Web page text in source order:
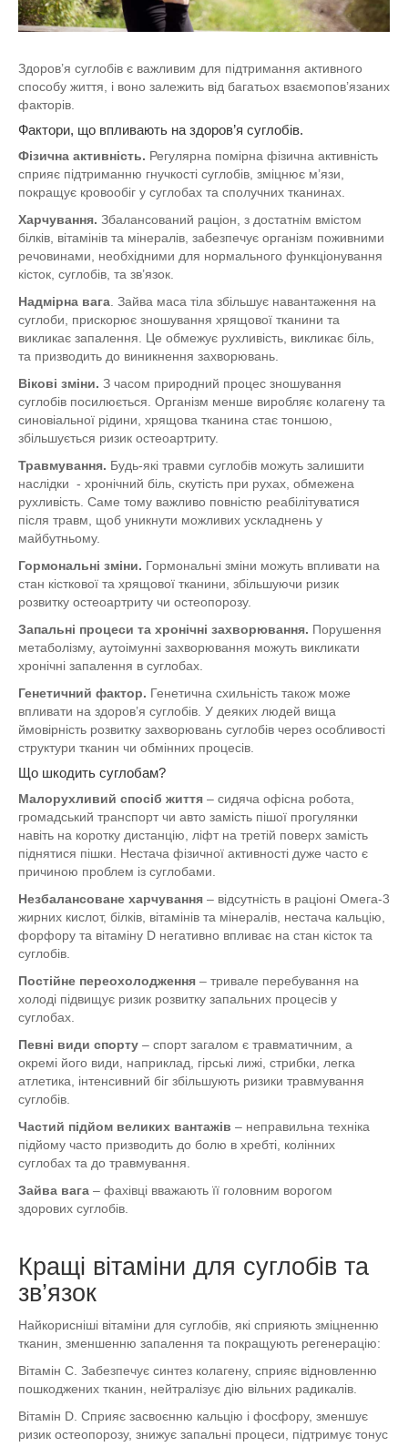
Здоров’я суглобів є важливим для підтримання активного
способу життя, і воно залежить від багатьох взаємопов’язаних
факторів.
Фактори, що впливають на здоров’я суглобів.
Фізична активність. Регулярна помірна фізична активність
сприяє підтриманню гнучкості суглобів, зміцнює м’язи,
покращує кровообіг у суглобах та сполучних тканинах.
Харчування. Збалансований раціон, з достатнім вмістом
білків, вітамінів та мінералів, забезпечує організм поживними
речовинами, необхідними для нормального функціонування
кісток, суглобів, та зв’язок.
Надмірна вага . Зайва маса тіла збільшує навантаження на
суглоби, прискорює зношування хрящової тканини та
викликає запалення. Це обмежує рухливість, викликає біль,
та призводить до виникнення захворювань.
Вікові зміни. З часом природний процес зношування
суглобів посилюється. Організм менше виробляє колагену та
синовіальної рідини, хрящова тканина стає тоншою,
збільшується ризик остеоартриту.
Травмування. Будь-які травми суглобів можуть залишити
наслідки - хронічний біль, скутість при рухах, обмежена
рухливість. Саме тому важливо повністю реабілітуватися
після травм, щоб уникнути можливих ускладнень у
майбутньому.
Гормональні зміни. Гормональні зміни можуть впливати на
стан кісткової та хрящової тканини, збільшуючи ризик
розвитку остеоартриту чи остеопорозу.
Запальні процеси та хронічні захворювання. Порушення
метаболізму, аутоімунні захворювання можуть викликати
хронічні запалення в суглобах.
Генетичний фактор. Генетична схильність також може
впливати на здоров’я суглобів. У деяких людей вища
ймовірність розвитку захворювань суглобів через особливості
структури тканин чи обмінних процесів.
Що шкодить суглобам?
Малорухливий спосіб життя – сидяча офісна робота,
громадський транспорт чи авто замість пішої прогулянки
навіть на коротку дистанцію, ліфт на третій поверх замість
піднятися пішки. Нестача фізичної активності дуже часто є
причиною проблем із суглобами.
Незбалансоване харчування – відсутність в раціоні Омега-3
жирних кислот, білків, вітамінів та мінералів, нестача кальцію,
форфору та вітаміну D негативно впливає на стан кісток та
суглобів.
Постійне переохолодження – тривале перебування на
холоді підвищує ризик розвитку запальних процесів у
суглобах.
Певні види спорту – спорт загалом є травматичним, а
окремі його види, наприклад, гірські лижі, стрибки, легка
атлетика, інтенсивний біг збільшують ризики травмування
суглобів.
Частий підйом великих вантажів – неправильна техніка
підйому часто призводить до болю в хребті, колінних
суглобах та до травмування.
Зайва вага – фахівці вважають її головним ворогом
здорових суглобів.
Кращі вітаміни для суглобів та
зв’язок
Найкорисніші вітаміни для суглобів, які сприяють зміцненню
тканин, зменшенню запалення та покращують регенерацію:
Вітамін C. Забезпечує синтез колагену, сприяє відновленню
пошкоджених тканин, нейтралізує дію вільних радикалів.
Вітамін D. Сприяє засвоєнню кальцію і фосфору, зменшує
ризик остеопорозу, знижує запальні процеси, підтримує тонус